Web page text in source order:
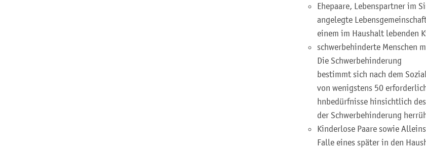
Ehepaare, Lebenspartner im
angelegte
einem im Haushalt lebenden
schwerbehinderte Menschen
Die Schwerbehinderung
bestimmt sich nach dem
von wenigstens 50
hnbedürfnisse hinsichtlich
der Schwerbehinderung
Kinderlose Paare sowie
Falle eines später in den